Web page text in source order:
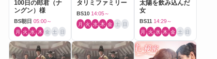
100日の郎君（ナ
ングン）様
BS朝日 05:00～
月 火 水 木 金 土 日
タリミファミリー
BS10 14:05～
月 火 水 木 金 土 日
太陽を飲み込んだ
女
BS11 14:29～
月 火 水 木 金 土 日